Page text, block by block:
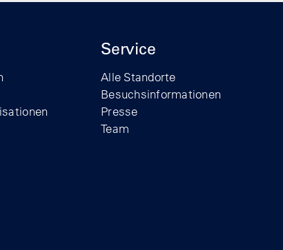
Service
Alle Standorte
Besuchsinformationen
Presse
Team